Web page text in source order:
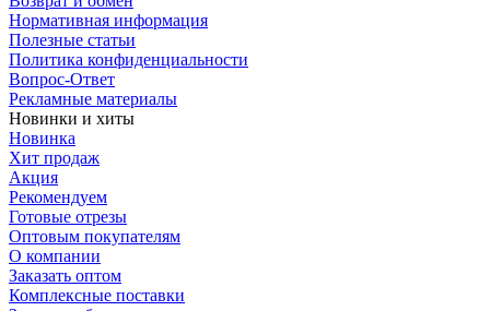
Нормативная информация
Полезные статьи
Политика конфиденциальности
Вопрос-Ответ
Рекламные материалы
Новинки и хиты
Новинка
Хит продаж
Акция
Рекомендуем
Готовые отрезы
Оптовым покупателям
О компании
Заказать оптом
Комплексные поставки